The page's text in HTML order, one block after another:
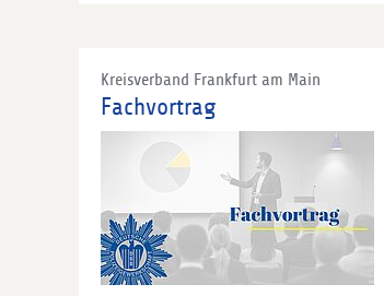
Kreisverband Frankfurt am Main
Fachvortrag